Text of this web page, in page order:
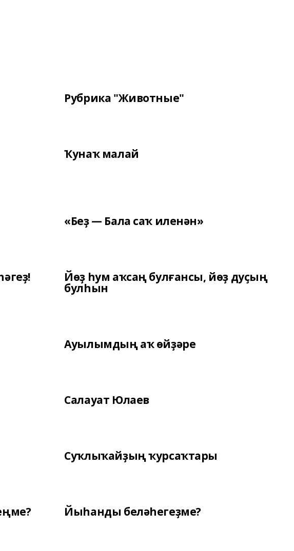
Рубрика "Животные"
Ҡунаҡ малай
«Беҙ — Бала саҡ иленән»
Йөҙ һум аҡсаң булғансы, йөҙ дуҫың
булһын
Ауылымдың аҡ өйҙәре
Салауат Юлаев
Суҡлыҡайҙың ҡурсаҡтары
Йыһанды беләһегеҙме?